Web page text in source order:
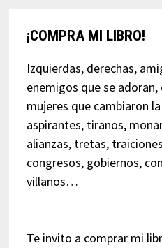
¡COMPRA MI LIBRO!
Izquierdas, derechas,
enemigos que se
mujeres que cambiaron
aspirantes, tiranos,
alianzas, tretas,
congresos, gobiernos,
villanos…
Te invito a comprar mi